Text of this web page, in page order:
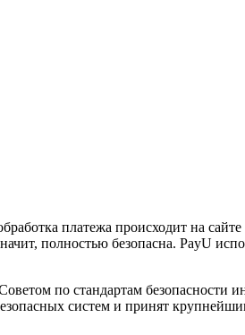
платежа происходит на
полностью безопасна. PayU
по стандартам безопасности
систем и принят